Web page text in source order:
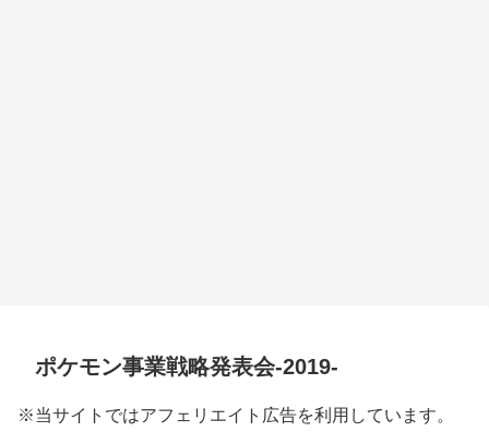
ポケモン事業戦略発表会-2019-
※当サイトではアフェリエイト広告を利用しています。